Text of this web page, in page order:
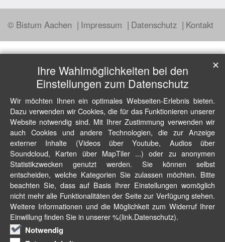
© Bistum Aachen Impressum Datenschutz Kontakt
Ihre Wahlmöglichkeiten bei den
Einstellungen zum Datenschutz
Wir möchten Ihnen ein optimales Webseiten-Erlebnis bieten.
Dazu verwenden wir Cookies, die für das Funktionieren unserer
Website notwendig sind. Mit Ihrer Zustimmung verwenden wir
auch Cookies und andere Technologien, die zur Anzeige
externer Inhalte (Videos über Youtube, Audios über
Soundcloud, Karten über MapTiler ...) oder zu anonymen
Statistikzwecken genutzt werden. Sie können selbst
entscheiden, welche Kategorien Sie zulassen möchten. Bitte
beachten Sie, dass auf Basis Ihrer Einstellungen womöglich
nicht mehr alle Funktionalitäten der Seite zur Verfügung stehen.
Weitere Informationen und die Möglichkeit zum Widerruf Ihrer
Einwillung finden Sie in unserer %(link.Datenschutz).
Notwendig
✕